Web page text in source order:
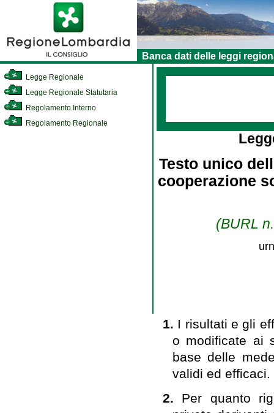
Banca dati delle leggi
Legge Regionale
Legge Regionale Statutaria
Regolamento Interno
Regolamento Regionale
Testo unico
cooperazione
(BURL
1. I risultati e gli
o modificate ai
base delle
validi ed efficaci.
2. Per quanto